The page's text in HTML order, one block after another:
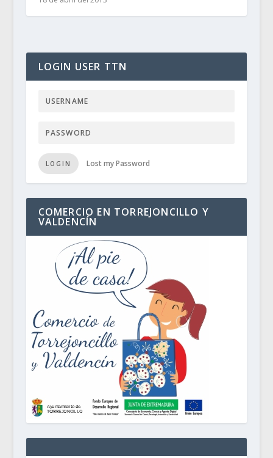
LOGIN USER TTN
LOGIN Lost my Password
COMERCIO EN TORREJONCILLO Y
VALDENCÍN